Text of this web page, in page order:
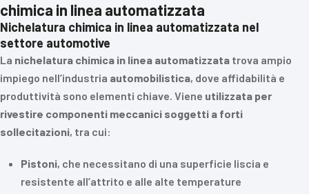
chimica in linea automatizzata
Nichelatura chimica in linea automatizzata nel
settore automotive
La nichelatura chimica in linea automatizzata trova ampio
impiego nell’industria automobilistica, dove affidabilità e
produttività sono elementi chiave. Viene utilizzata per
rivestire componenti meccanici soggetti a forti
sollecitazioni, tra cui:
Pistoni, che necessitano di una superficie liscia e
resistente all’attrito e alle alte temperature